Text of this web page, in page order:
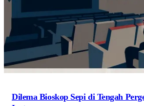
Dilema Bioskop Sepi di Tengah